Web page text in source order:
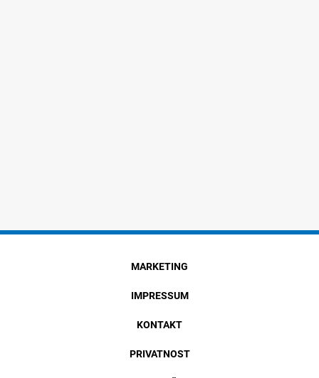
MARKETING
IMPRESSUM
KONTAKT
PRIVATNOST